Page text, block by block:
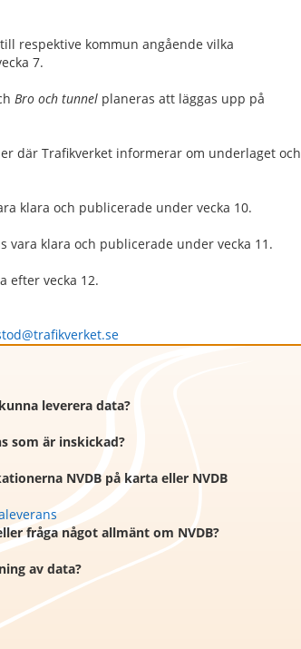
respektive kommun angående vilka
7.
Bro och tunnel planeras att läggas upp på
där Trafikverket informerar om underlaget och
klara och publicerade under vecka 10.
vara klara och publicerade under vecka 11.
efter vecka 12.
leverera data?
som är inskickad?
NVDB på karta eller NVDB
fråga något allmänt om NVDB?
av data?